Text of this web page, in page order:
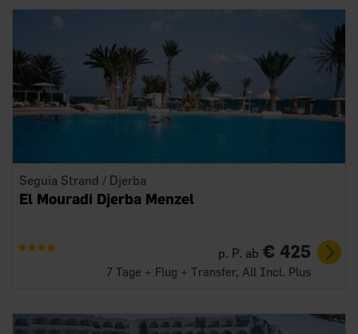
Seguia Strand / Djerba
El Mouradi Djerba Menzel
p. P. ab € 425
7 Tage + Flug + Transfer, All Incl. Plus